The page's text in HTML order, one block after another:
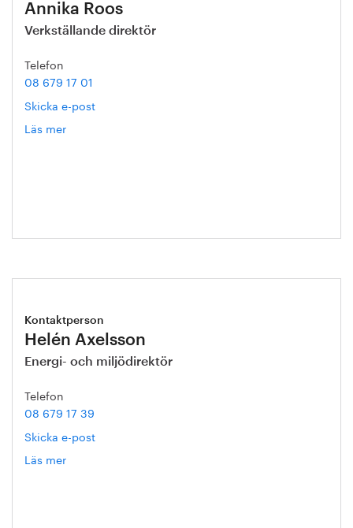
Annika Roos
Verkställande direktör
Telefon
08 679 17 01
Skicka e-post
Läs mer
Kontaktperson
Helén Axelsson
Energi- och miljödirektör
Telefon
08 679 17 39
Skicka e-post
Läs mer